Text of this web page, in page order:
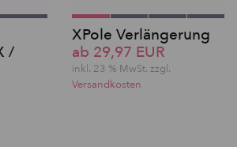
/
XPole Verlängerung
ab 29,97 EUR
inkl. 23 % MwSt. zzgl.
Versandkosten